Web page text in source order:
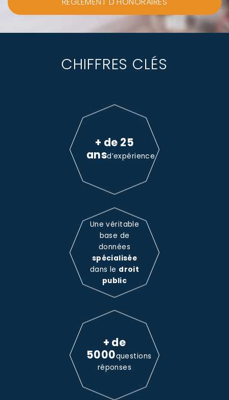
CHIFFRES CLÉS
+ de 25
ansd’expérience
Une véritable
base de
données
spécialisée
dans le droit
public
+ de
5000questions
réponses